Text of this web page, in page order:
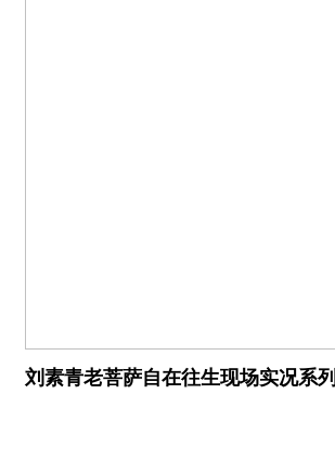
刘素青老菩萨自在往生现场实况系